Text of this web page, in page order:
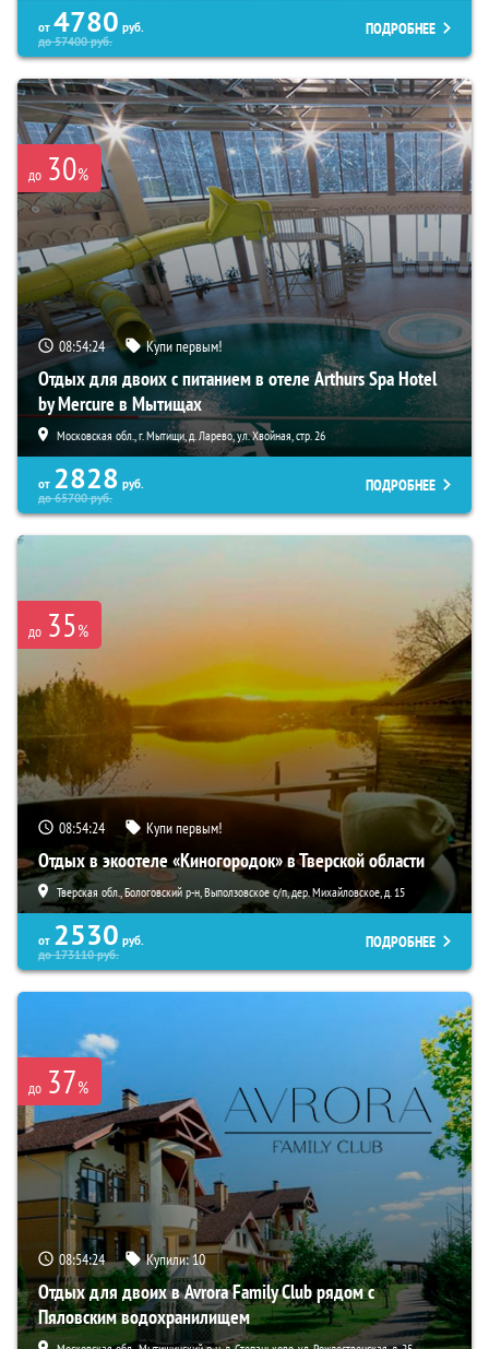
от 4780 руб.
до57400руб.
ПОДРОБНЕЕ
до 30%
08:54:23 Купи первым!
Отдых для двоих с питанием в отеле Arthurs Spa Hotel
by Mercure в Мытищах
Московская обл., г. Мытищи, д. Ларево, ул. Хвойная, стр. 26
от 2828 руб.
до65700руб.
ПОДРОБНЕЕ
до 35%
08:54:23 Купи первым!
Отдых в экоотеле «Киногородок» в Тверской области
Тверская обл., Бологовский р-н, Выползовское с/п, дер. Михайловское, д. 15
от 2530 руб.
до173110руб.
ПОДРОБНЕЕ
до 37%
08:54:23 Купили:10
Отдых для двоих в Avrora Family Club рядом с
Пяловским водохранилищем